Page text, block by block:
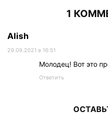
1
Alish
29.09.2021 в 16:51
Молодец! Вот это
Ответить